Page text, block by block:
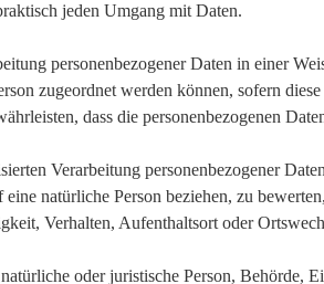
jeden Umgang mit Daten.
personenbezogener Daten in einer
zugeordnet werden können, sofern
dass die personenbezogenen
Verarbeitung personenbezogener
natürliche Person beziehen, zu
Verhalten, Aufenthaltsort oder
oder juristische Person, Behörde,